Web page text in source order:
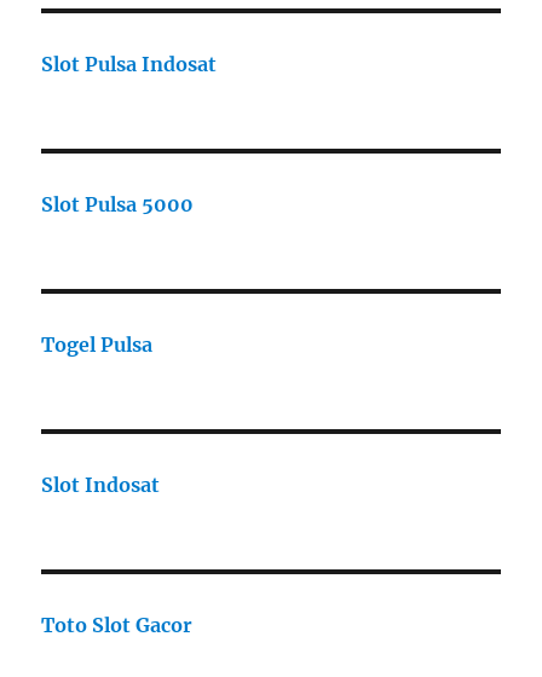
Slot Pulsa Indosat
Slot Pulsa 5000
Togel Pulsa
Slot Indosat
Toto Slot Gacor